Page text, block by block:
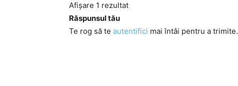
Afișare 1 rezultat
Răspunsul tău
Te rog să te autentifici mai întâi pentru a trimite.